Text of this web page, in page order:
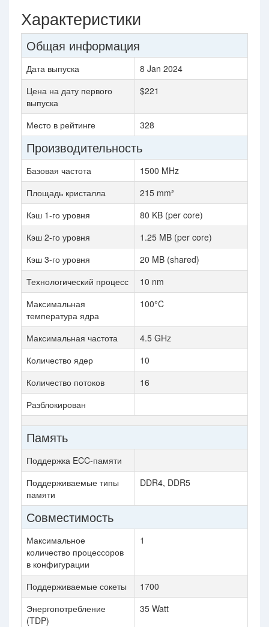
Характеристики
Общая информация
Дата выпуска
8 Jan 2024
Цена на дату первого
выпуска
$221
Место в рейтинге 328
Производительность
Базовая частота
1500 MHz
Площадь кристалла
215 mm²
Кэш 1-го уровня
80 KB (per core)
Кэш 2-го уровня
1.25 MB (per core)
Кэш 3-го уровня
20 MB (shared)
Технологический процесс
10 nm
Максимальная
температура ядра
100°C
Максимальная частота
4.5 GHz
Количество ядер
10
Количество потоков
16
Разблокирован
Память
Поддержка ECC-памяти
Поддерживаемые типы
памяти
DDR4, DDR5
Совместимость
Максимальное
количество процессоров
в конфигурации
1
Поддерживаемые сокеты
1700
Энергопотребление
(TDP)
35 Watt